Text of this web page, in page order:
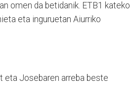
omen da betidanik. ETB1 kateko
eta inguruetan Aiurriko
eta Josebaren arreba beste